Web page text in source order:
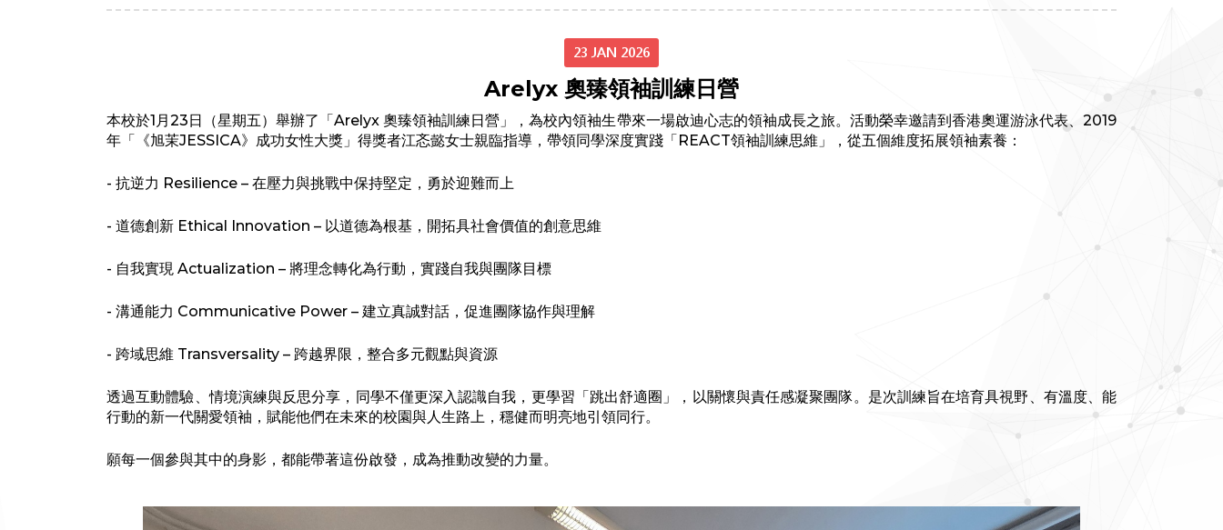
23 JAN 2026
Arelyx 奧臻領袖訓練日營
本校於1月23日（星期五）舉辦了「Arelyx 奧臻領袖訓練日營」，為校內領袖生帶來一場啟迪心志的領袖成長之旅。活動榮幸邀請到香港奧運游泳代表、2019
年「《旭茉JESSICA》成功女性大獎」得獎者江忞懿女士親臨指導，帶領同學深度實踐「REACT領袖訓練思維」，從五個維度拓展領袖素養：
- 抗逆力 Resilience – 在壓力與挑戰中保持堅定，勇於迎難而上
- 道德創新 Ethical Innovation – 以道德為根基，開拓具社會價值的創意思維
- 自我實現 Actualization – 將理念轉化為行動，實踐自我與團隊目標
- 溝通能力 Communicative Power – 建立真誠對話，促進團隊協作與理解
- 跨域思維 Transversality – 跨越界限，整合多元觀點與資源
透過互動體驗、情境演練與反思分享，同學不僅更深入認識自我，更學習「跳出舒適圈」，以關懷與責任感凝聚團隊。是次訓練旨在培育具視野、有溫度、能
行動的新一代關愛領袖，賦能他們在未來的校園與人生路上，穩健而明亮地引領同行。
願每一個參與其中的身影，都能帶著這份啟發，成為推動改變的力量。